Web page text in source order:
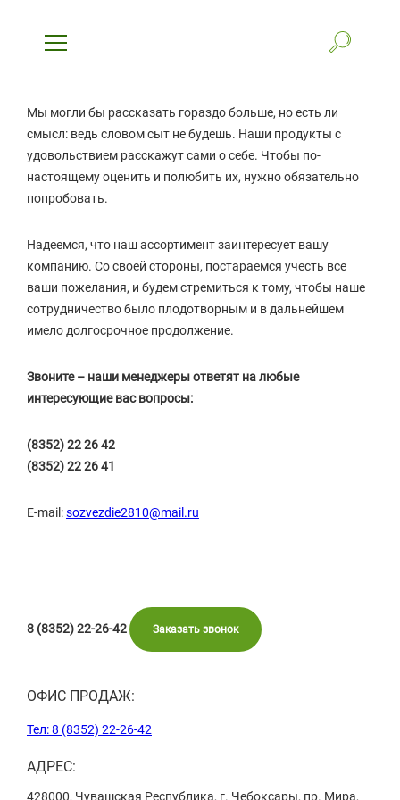
Мы могли бы рассказать гораздо больше, но есть ли
смысл: ведь словом сыт не будешь. Наши продукты с
удовольствием расскажут сами о себе. Чтобы по-
настоящему оценить и полюбить их, нужно обязательно
попробовать.
Надеемся, что наш ассортимент заинтересует вашу
компанию. Со своей стороны, постараемся учесть все
ваши пожелания, и будем стремиться к тому, чтобы наше
сотрудничество было плодотворным и в дальнейшем
имело долгосрочное продолжение.
Звоните – наши менеджеры ответят на любые
интересующие вас вопросы:
(8352) 22 26 42
(8352) 22 26 41
E-mail:sozvezdie2810@mail.ru
8 (8352) 22-26-42 Заказать звонок
ОФИС ПРОДАЖ:
Тел: 8 (8352) 22-26-42
АДРЕС:
428000, Чувашская Республика, г. Чебоксары, пр. Мира,